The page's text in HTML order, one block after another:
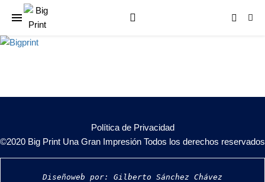
Política de Privacidad
©2020 Big Print Una Gran Impresión Todos los derechos reservados
Diseñoweb por: Gilberto Sánchez Chávez